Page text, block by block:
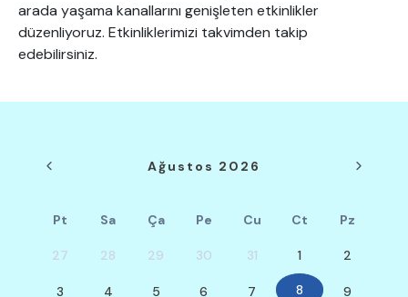
arada yaşama kanallarını genişleten etkinlikler
düzenliyoruz. Etkinliklerimizi takvimden takip
edebilirsiniz.
Ağustos 2026
Pt Sa Ça Pe Cu Ct Pz
27 28 29 30 31 1 2
3 4 5 6 7 8 9